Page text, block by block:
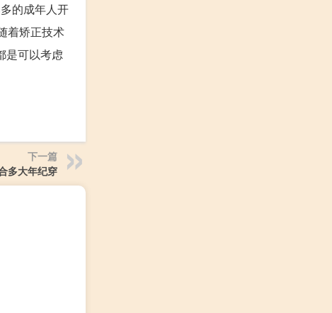
的成年人开
着矫正技术
是可以考虑
下一篇
多大年纪穿